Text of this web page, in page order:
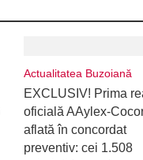
Actualitatea Buzoiană
EXCLUSIV! Prima
oficială AAylex-
aflată în concordat
preventiv: cei 1.508